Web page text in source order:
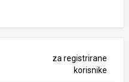
za registrirane
korisnike